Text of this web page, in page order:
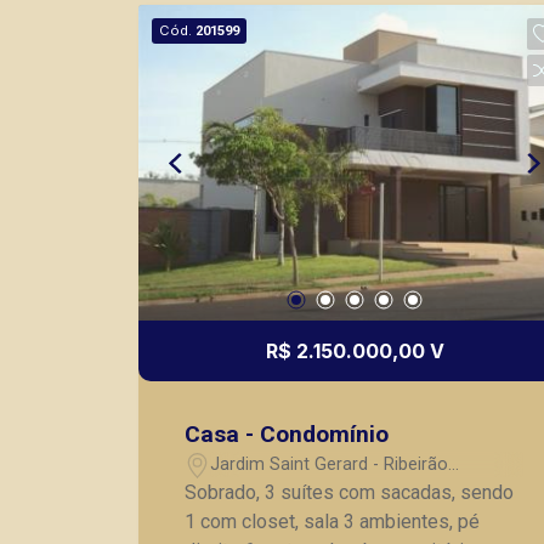
Piramid tem como objetivo atender
seus clientes com agilidade e
segurança, em locação, vendas de
imóveis prontos, usados ou mesmo
nos principais lançamentos da cidade
de Ribeirão Preto.
Cód. 201599
R$ 2.150.000,00 V
Casa - Condomínio
Jardim Saint Gerard - Ribeirão
Preto/SP
Sobrado, 3 suítes com sacadas, sendo
1 com closet, sala 3 ambientes, pé